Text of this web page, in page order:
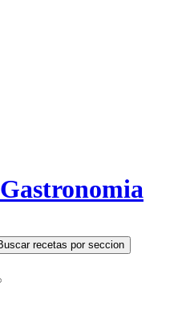
Gastronomia